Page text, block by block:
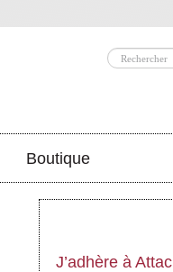
Boutique
J’adhère à Attac